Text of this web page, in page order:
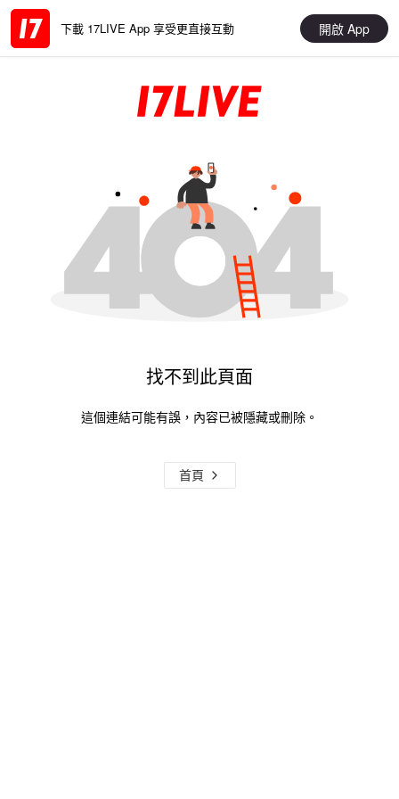
下載 17LIVE App 享受更直接互動 開啟 App
找不到此頁面
這個連結可能有誤，內容已被隱藏或刪除。
首頁